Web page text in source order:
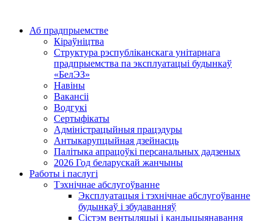
Аб прадпрыемстве
Кіраўніцтва
Структура рэспубліканскага унітарнага
прадпрыемства па эксплуатацыі будынкаў
«БелЭЗ»
Навіны
Вакансіі
Водгукі
Сертыфікаты
Адміністрацыйныя працэдуры
Антыкарупцыйная дзейнасць
Палітыка апрацоўкі персанальных дадзеных
2026 Год беларускай жанчыны
Работы і паслугі
Тэхнічнае абслугоўванне
Эксплуатацыя і тэхнічнае абслугоўванне
будынкаў і збудаванняў
Сістэм вентыляцыі і кандыцыянавання